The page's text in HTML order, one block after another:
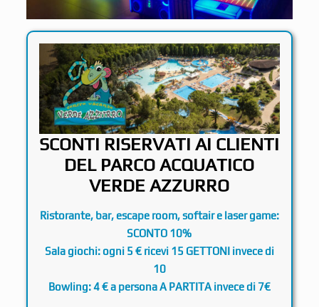
SCONTI RISERVATI AI CLIENTI
DEL PARCO ACQUATICO
VERDE AZZURRO
Ristorante, bar, escape room, softair e laser game:
SCONTO 10%
Sala giochi: ogni 5 € ricevi 15 GETTONI invece di
10
Bowling: 4 € a persona A PARTITA invece di 7€